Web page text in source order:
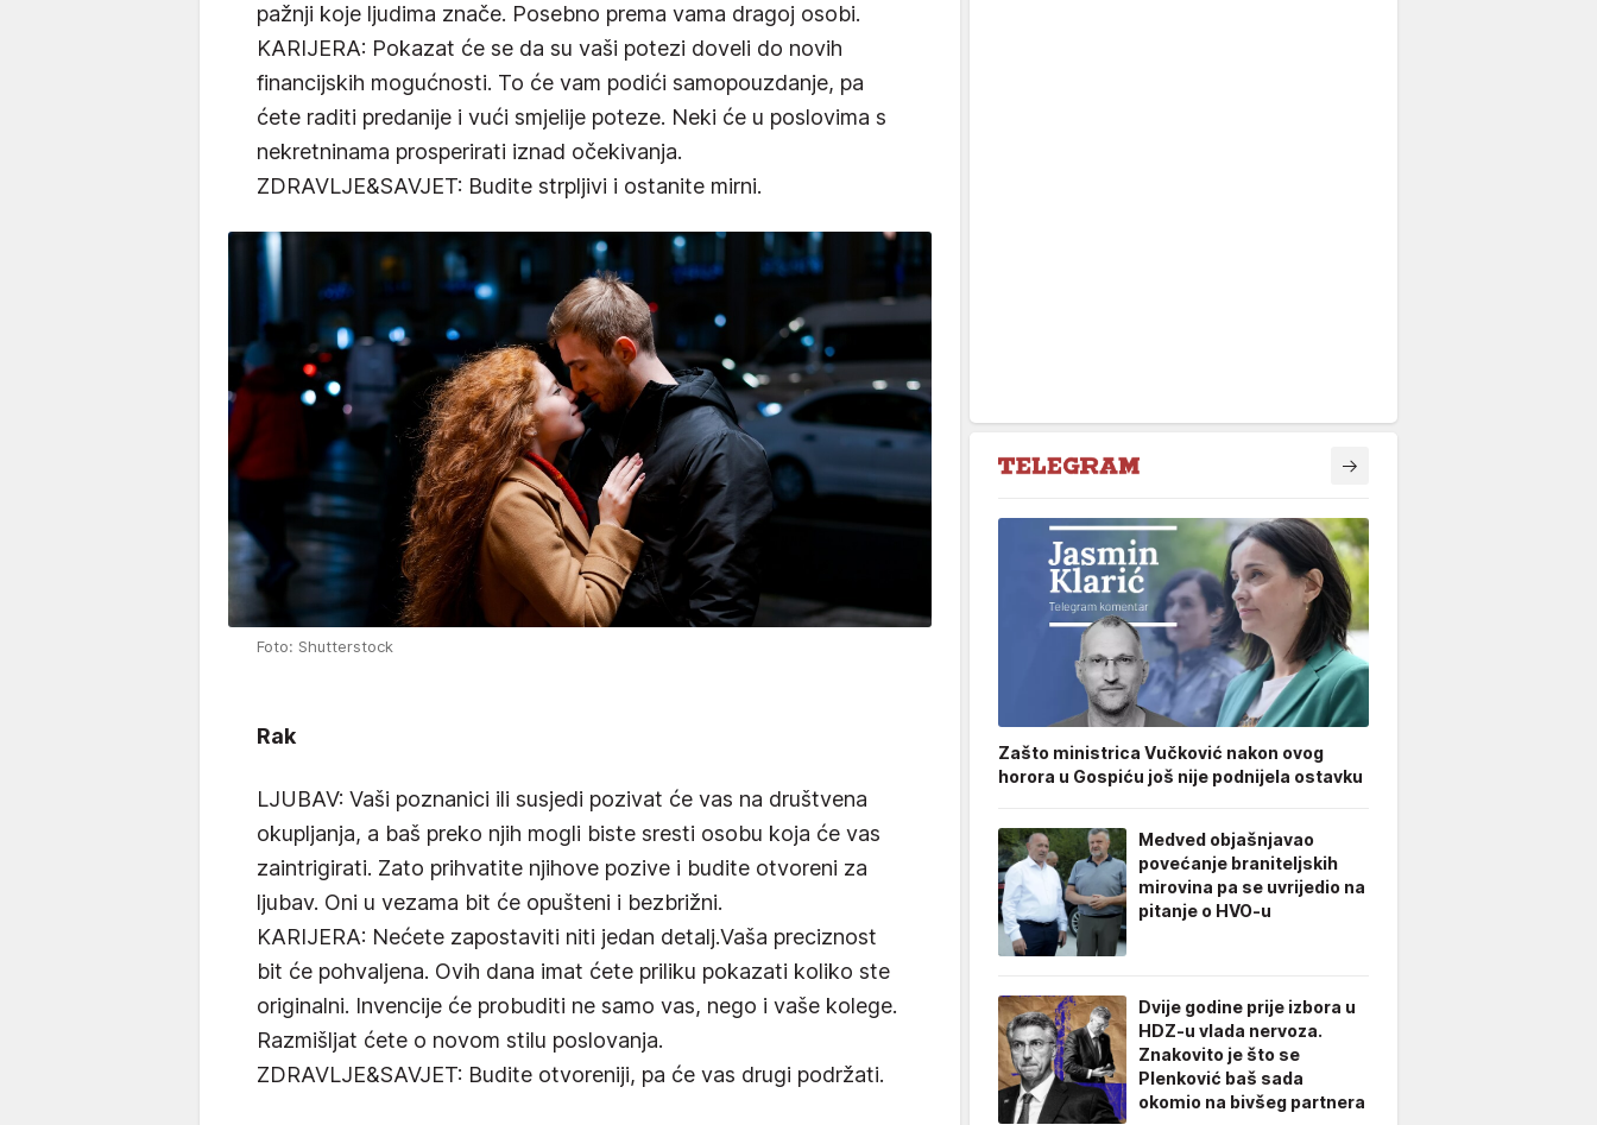
pažnji koje ljudima znače. Posebno prema vama dragoj osobi.
KARIJERA: Pokazat će se da su vaši potezi doveli do novih
financijskih mogućnosti. To će vam podići samopouzdanje, pa
ćete raditi predanije i vući smjelije poteze. Neki će u poslovima s
nekretninama prosperirati iznad očekivanja.
ZDRAVLJE&SAVJET: Budite strpljivi i ostanite mirni.
Foto: Shutterstock
Rak
LJUBAV: Vaši poznanici ili susjedi pozivat će vas na društvena
okupljanja, a baš preko njih mogli biste sresti osobu koja će vas
zaintrigirati. Zato prihvatite njihove pozive i budite otvoreni za
ljubav. Oni u vezama bit će opušteni i bezbrižni.
KARIJERA: Nećete zapostaviti niti jedan detalj.Vaša preciznost
bit će pohvaljena. Ovih dana imat ćete priliku pokazati koliko ste
originalni. Invencije će probuditi ne samo vas, nego i vaše kolege.
Razmišljat ćete o novom stilu poslovanja.
ZDRAVLJE&SAVJET: Budite otvoreniji, pa će vas drugi podržati.
Zašto ministrica Vučković nakon ovog
horora u Gospiću još nije podnijela ostavku
Medved objašnjavao
povećanje braniteljskih
mirovina pa se uvrijedio na
pitanje o HVO-u
Dvije godine prije izbora u
HDZ-u vlada nervoza.
Znakovito je što se
Plenković baš sada
okomio na bivšeg partnera